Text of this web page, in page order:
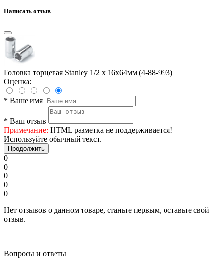
Написать отзыв
Головка торцевая Stanley 1/2 х 16x64мм (4-88-993)
Оценка:
* Ваше имя
* Ваш отзыв
Примечание: HTML разметка не поддерживается!
Используйте обычный текст.
Продолжить
0
0
0
0
0
Нет отзывов о данном товаре, станьте первым, оставьте свой
отзыв.
Вопросы и ответы